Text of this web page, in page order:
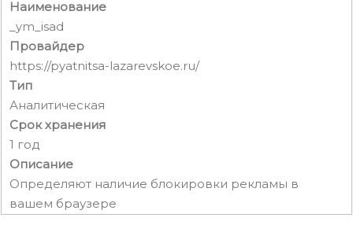
Наименование
_ym_isad
Провайдер
https://pyatnitsa-lazarevskoe.ru/
Тип
Аналитическая
Срок хранения
1 год
Описание
Определяют наличие блокировки рекламы в
вашем браузере